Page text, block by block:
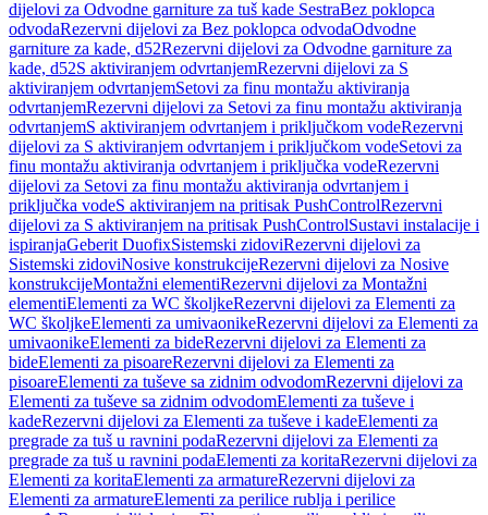
dijelovi za Odvodne garniture za tuš kade SestraBez poklopca
odvodaRezervni dijelovi za Bez poklopca odvodaOdvodne
garniture za kade, d52Rezervni dijelovi za Odvodne garniture za
kade, d52S aktiviranjem odvrtanjemRezervni dijelovi za S
aktiviranjem odvrtanjemSetovi za finu montažu aktiviranja
odvrtanjemRezervni dijelovi za Setovi za finu montažu aktiviranja
odvrtanjemS aktiviranjem odvrtanjem i priključkom vodeRezervni
dijelovi za S aktiviranjem odvrtanjem i priključkom vodeSetovi za
finu montažu aktiviranja odvrtanjem i priključka vodeRezervni
dijelovi za Setovi za finu montažu aktiviranja odvrtanjem i
priključka vodeS aktiviranjem na pritisak PushControlRezervni
dijelovi za S aktiviranjem na pritisak PushControlSustavi instalacije i
ispiranjaGeberit DuofixSistemski zidoviRezervni dijelovi za
Sistemski zidoviNosive konstrukcijeRezervni dijelovi za Nosive
konstrukcijeMontažni elementiRezervni dijelovi za Montažni
elementiElementi za WC školjkeRezervni dijelovi za Elementi za
WC školjkeElementi za umivaonikeRezervni dijelovi za Elementi za
umivaonikeElementi za bideRezervni dijelovi za Elementi za
bideElementi za pisoareRezervni dijelovi za Elementi za
pisoareElementi za tuševe sa zidnim odvodomRezervni dijelovi za
Elementi za tuševe sa zidnim odvodomElementi za tuševe i
kadeRezervni dijelovi za Elementi za tuševe i kadeElementi za
pregrade za tuš u ravnini podaRezervni dijelovi za Elementi za
pregrade za tuš u ravnini podaElementi za koritaRezervni dijelovi za
Elementi za koritaElementi za armatureRezervni dijelovi za
Elementi za armatureElementi za perilice rublja i perilice